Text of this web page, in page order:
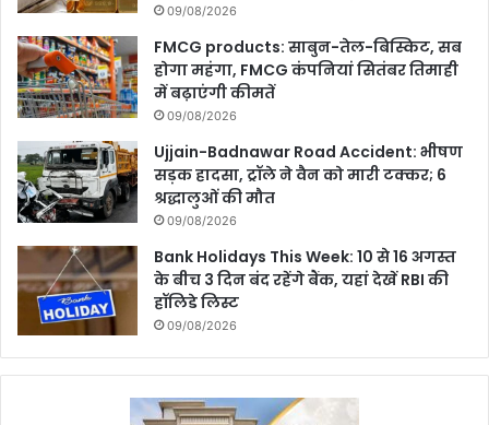
09/08/2026
FMCG products: साबुन-तेल-बिस्किट, सब
होगा महंगा, FMCG कंपनियां सितंबर तिमाही
में बढ़ाएंगी कीमतें
09/08/2026
Ujjain-Badnawar Road Accident: भीषण
सड़क हादसा, ट्रॉले ने वैन को मारी टक्कर; 6
श्रद्धालुओं की मौत
09/08/2026
Bank Holidays This Week: 10 से 16 अगस्त
के बीच 3 दिन बंद रहेंगे बैंक, यहां देखें RBI की
हॉलिडे लिस्ट
09/08/2026